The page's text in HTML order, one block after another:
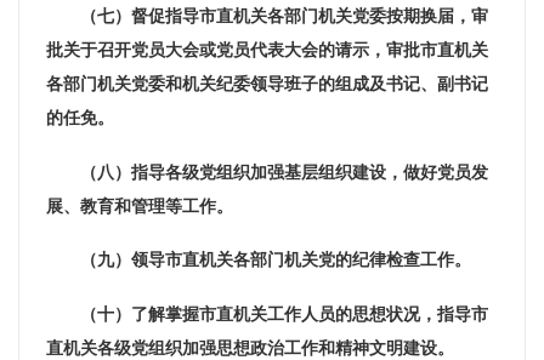
（七）督促指导市直机关各部门机关党委按期换届，审
批关于召开党员大会或党员代表大会的请示，审批市直机关
各部门机关党委和机关纪委领导班子的组成及书记、副书记
的任免。
（八）指导各级党组织加强基层组织建设，做好党员发
展、教育和管理等工作。
（九）领导市直机关各部门机关党的纪律检查工作。
（十）了解掌握市直机关工作人员的思想状况，指导市
直机关各级党组织加强思想政治工作和精神文明建设。